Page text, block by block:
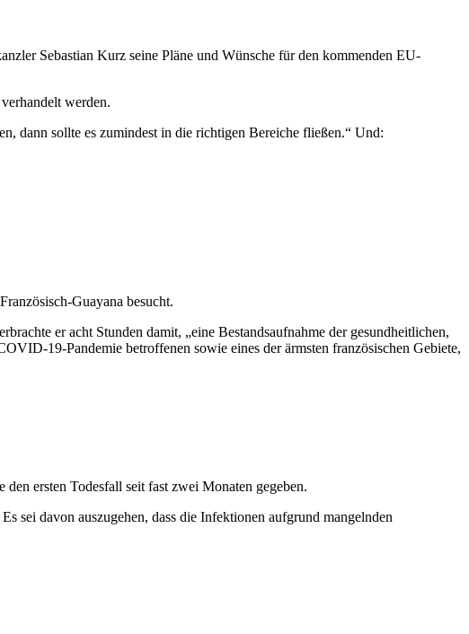
Sebastian Kurz seine Pläne und Wünsche für den kommenden EU-
werden.
dann sollte es zumindest in die richtigen Bereiche fließen.“ Und:
Guayana besucht.
er acht Stunden damit, „eine Bestandsaufnahme der gesundheitlichen,
19-Pandemie betroffenen sowie eines der ärmsten französischen Gebiete,
ersten Todesfall seit fast zwei Monaten gegeben.
sei davon auszugehen, dass die Infektionen aufgrund mangelnden